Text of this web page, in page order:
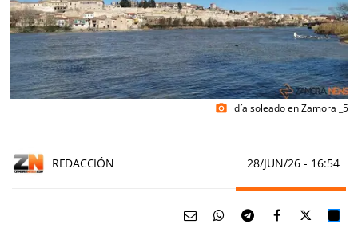
photo_camera día soleado en Zamora _5
REDACCIÓN 28/JUN/26 - 16:54